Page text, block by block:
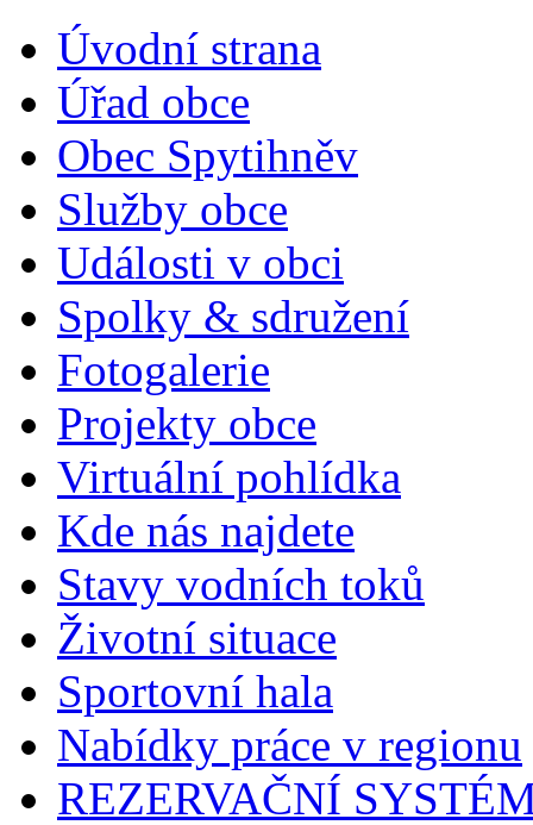
Úvodní strana
Úřad obce
Obec Spytihněv
Služby obce
Události v obci
Spolky & sdružení
Fotogalerie
Projekty obce
Virtuální pohlídka
Kde nás najdete
Stavy vodních toků
Životní situace
Sportovní hala
Nabídky práce v regionu
REZERVAČNÍ